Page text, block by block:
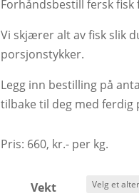
Forhåndsbestill fersk fisk
Vi skjærer alt av fisk slik
porsjonstykker.
Legg inn bestilling på
tilbake til deg med ferdig
Pris: 660, kr.- per kg.
Vekt